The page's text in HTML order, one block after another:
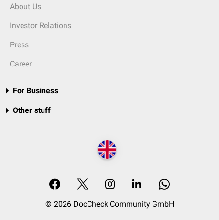
About Us
Investor Relations
Press
Career
For Business
Other stuff
© 2026 DocCheck Community GmbH